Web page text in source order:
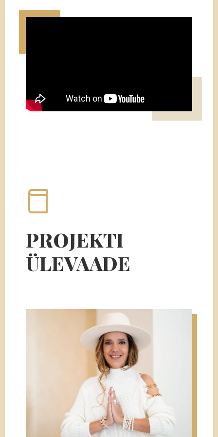
PROJEKTI
ÜLEVAADE